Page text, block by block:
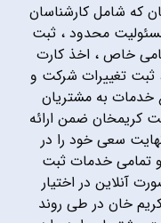
که شامل کارشناسان
محدود ، ثبت
خاص ، اخذ کارت
، ثبت تغییرات شرکت و
خدمات به مشتریان
کریمخان ضمن ارائه
سعی خود را در
تمامی خدمات ثبت
آنلاین در اختیار
خان در طی روند